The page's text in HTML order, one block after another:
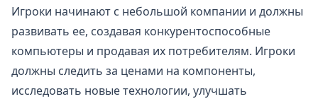
Игроки начинают с небольшой компании и должны
развивать ее, создавая конкурентоспособные
компьютеры и продавая их потребителям. Игроки
должны следить за ценами на компоненты,
исследовать новые технологии, улучшать